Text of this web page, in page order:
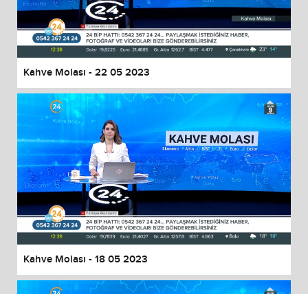
Kahve Molası - 22 05 2023
Kahve Molası - 18 05 2023